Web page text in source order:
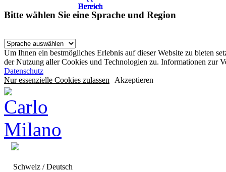
Bitte wählen Sie eine Sprache und Region
Um Ihnen ein bestmögliches Erlebnis auf dieser Website zu bieten
der Nutzung aller Cookies und Technologien zu. Informationen zur
Datenschutz
Nur essenzielle Cookies zulassen Akzeptieren
Schweiz / Deutsch
Bereich
Bereich
Bereich
Bereich
Bereich
Bereich
Bereich
Bereich
Bereich
Bereich
Bereich
Bereich
Bereich
Bereich
Bereich
Bereich
Bereich
Bereich
Bereich
Bereich
Bereich
Bereich
Bereich
Bereich
Bereich
Bereich